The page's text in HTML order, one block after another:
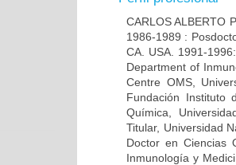
CARLOS ALBERTO
1986-1989 :
CA. USA. 1991-
Department of
Centre OMS,
Fundación Instituto
Química,
Titular, Universidad
Doctor en Ciencias
Inmunología y